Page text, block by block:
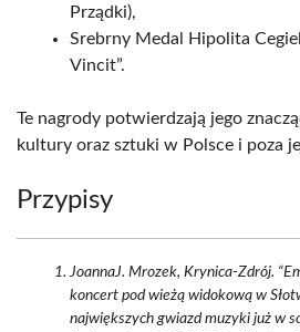
Prządki),
Srebrny Medal Hipolita
Vincit”.
Te nagrody potwierdzają jego
kultury oraz sztuki w Polsce i poza
Przypisy
JoannaJ. Mrozek, Krynica-Zdrój.
koncert pod wieżą widokową w
największych gwiazd muzyki już w